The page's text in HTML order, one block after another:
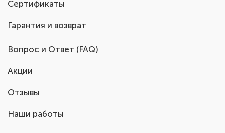
Сертификаты
Гарантия и возврат
Вопрос и Ответ (FAQ)
Акции
Отзывы
Наши работы